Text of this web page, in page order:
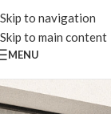
Skip to navigation
Skip to main content
MENU